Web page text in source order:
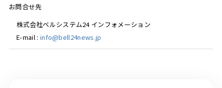
お問合せ先
株式会社ベルシステム24 インフォメーション
E-mail : info@bell24news.jp